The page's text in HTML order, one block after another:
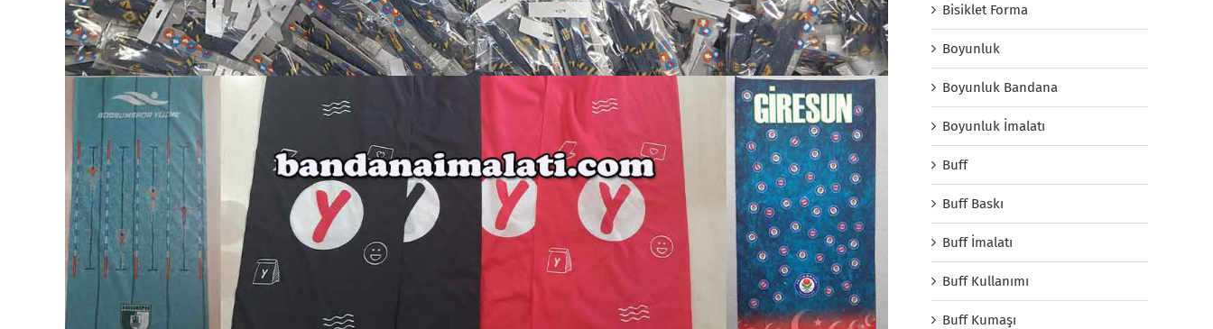
Bisiklet Forma
Boyunluk
Boyunluk Bandana
Boyunluk İmalatı
Buff
Buff Baskı
Buff İmalatı
Buff Kullanımı
Buff Kumaşı